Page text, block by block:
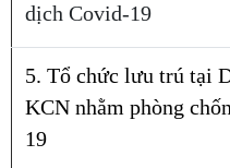
dịch Covid-19
5. Tổ chức lưu trú tại
KCN nhằm phòng
19